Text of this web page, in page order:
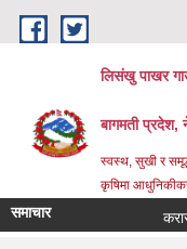
Skip to main content
लिसंखु पाखर
बागमती प्रदेश,
स्वस्थ, सुखी र
कृषिमा
समाचार करार